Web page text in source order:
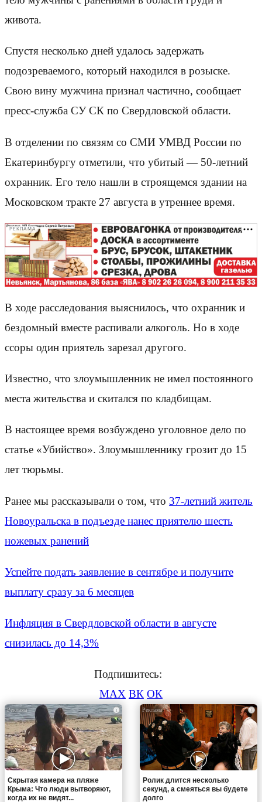
живота.
Спустя несколько дней удалось задержать
подозреваемого, который находился в розыске.
Свою вину мужчина признал частично, сообщает
пресс-служба СУ СК по Свердловской области.
В отделении по связям со СМИ УМВД России по
Екатеринбургу отметили, что убитый — 50-летний
охранник. Его тело нашли в строящемся здании на
Московском тракте 27 августа в утреннее время.
РЕКЛАМА
В ходе расследования выяснилось, что охранник и
бездомный вместе распивали алкоголь. Но в ходе
ссоры один приятель зарезал другого.
Известно, что злоумышленник не имел постоянного
места жительства и скитался по кладбищам.
В настоящее время возбуждено уголовное дело по
статье «Убийство». Злоумышленнику грозит до 15
лет тюрьмы.
Ранее мы рассказывали о том, что 37-летний житель
Новоуральска в подъезде нанес приятелю шесть
ножевых ранений
Успейте подать заявление в сентябре и получите
выплату сразу за 6 месяцев
Инфляция в Свердловской области в августе
снизилась до 14,3%
Подпишитесь:
MAX ВК ОК
i
Скрытая камера на пляже
Крыма: Что люди вытворяют,
когда их не видят...
i
Ролик длится несколько
секунд, а смеяться вы будете
долго